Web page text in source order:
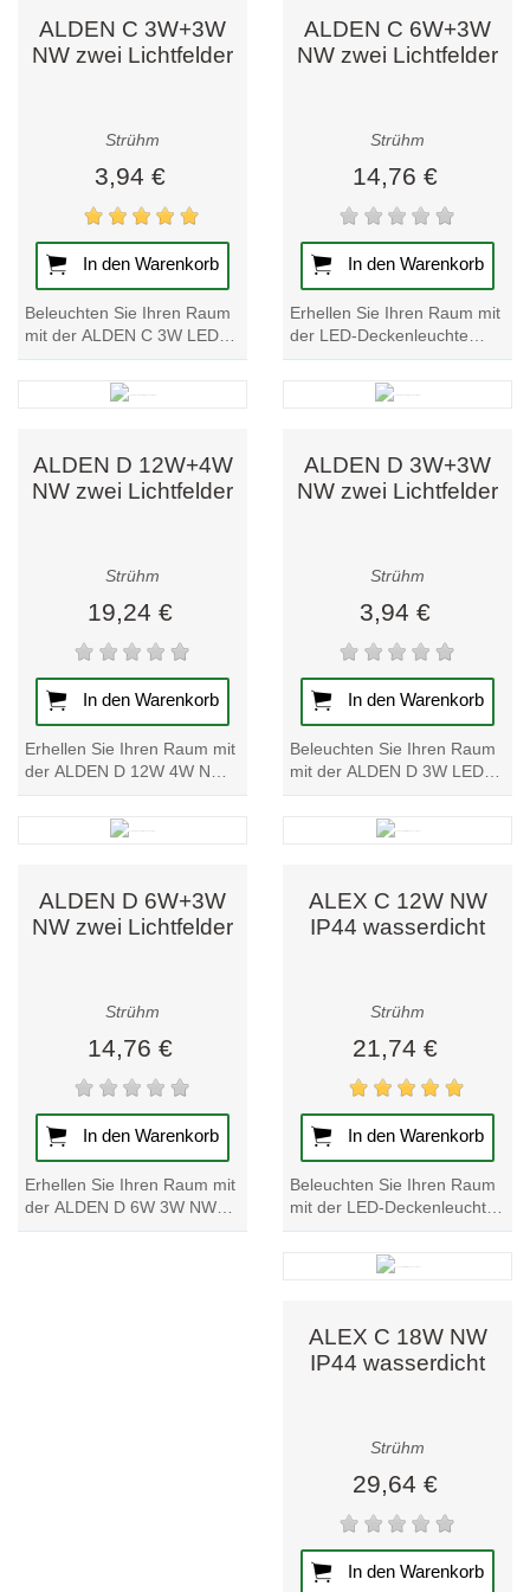
Komfort. Entdecken Sie unser Sortiment und finden Sie
die perfekte Leuchte für Ihr Zuhause oder Büro.
ALDEN C 3W+3W
NW zwei Lichtfelder
Strühm
3,94 €
In den Warenkorb
Beleuchten Sie Ihren Raum
mit der ALDEN C 3W LED-
Deckenleuchte. Genießen
Sie zwei Lichtfelder für ein
helles und...
ALDEN C 6W+3W
NW zwei Lichtfelder
Strühm
14,76 €
In den Warenkorb
Erhellen Sie Ihren Raum mit
der LED-Deckenleuchte
ALDEN C. Erleben Sie
doppelte Lichtfelder für eine
ALDEN D 12W+4W
NW zwei Lichtfelder
Strühm
19,24 €
In den Warenkorb
Erhellen Sie Ihren Raum mit
der ALDEN D 12W 4W NW
LED-Deckenleuchte.
Genießen Sie zwei
Lichtfelder für ein helles
ALDEN D 3W+3W
NW zwei Lichtfelder
Strühm
3,94 €
In den Warenkorb
Beleuchten Sie Ihren Raum
mit der ALDEN D 3W LED-
Deckenleuchte. Genießen
Sie zwei Lichtfelder für ein
helles und...
ALDEN D 6W+3W
NW zwei Lichtfelder
Strühm
14,76 €
In den Warenkorb
Erhellen Sie Ihren Raum mit
der ALDEN D 6W 3W NW
LED-Deckenleuchte.
ALEX C 12W NW
IP44 wasserdicht
Strühm
21,74 €
In den Warenkorb
Beleuchten Sie Ihren Raum
mit der LED-Deckenleuchte
ALEX C 12W. Diese
wasserfeste IP44-Leuchte
bietet helle,...
ALEX C 18W NW
IP44 wasserdicht
Strühm
29,64 €
In den Warenkorb